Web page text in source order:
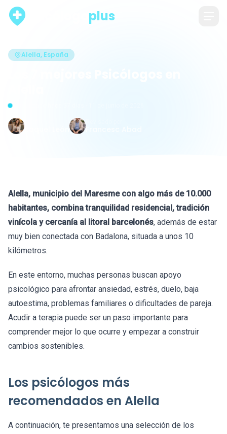
plus
Alella, España
Actualizado hace 57 días · 11 de junio de 2026
Alella, municipio del Maresme con algo más de 10.000
habitantes, combina tranquilidad residencial, tradición
vinícola y cercanía al litoral barcelonés, además de estar
muy bien conectada con Badalona, situada a unos 10
kilómetros.
En este entorno, muchas personas buscan apoyo
psicológico para afrontar ansiedad, estrés, duelo, baja
autoestima, problemas familiares o dificultades de pareja.
Acudir a terapia puede ser un paso importante para
comprender mejor lo que ocurre y empezar a construir
cambios sostenibles.
Los psicólogos más
recomendados en Alella
A continuación, te presentamos una selección de los